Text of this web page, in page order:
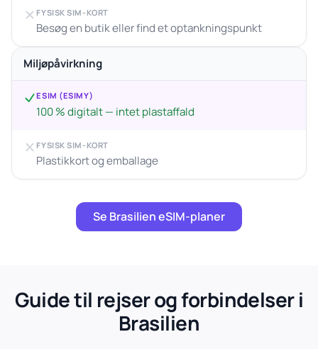
FYSISK SIM-KORT
Besøg en butik eller find et optankningspunkt
Miljøpåvirkning
ESIM (ESIMY)
100 % digitalt — intet plastaffald
FYSISK SIM-KORT
Plastikkort og emballage
Se Brasilien eSIM-planer
Guide til rejser og forbindelser i
Brasilien